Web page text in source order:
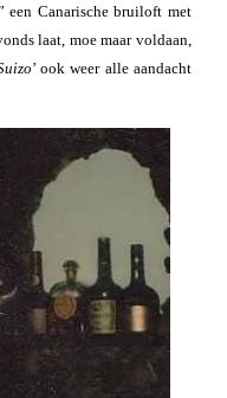
een Canarische bruiloft met
laat, moe maar voldaan,
’ ook weer alle aandacht